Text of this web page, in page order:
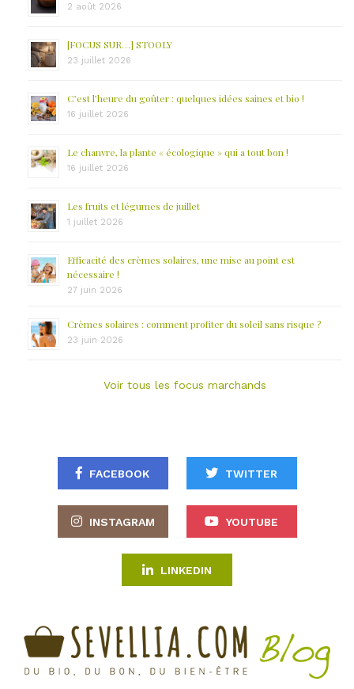
2 août 2026
[FOCUS SUR…] STOOLY
23 juillet 2026
C’est l’heure du goûter : quelques idées saines et bio !
16 juillet 2026
Le chanvre, la plante « écologique » qui a tout bon !
16 juillet 2026
Les fruits et légumes de juillet
1 juillet 2026
Efficacité des crèmes solaires, une mise au point est
nécessaire !
27 juin 2026
Crèmes solaires : comment profiter du soleil sans risque ?
23 juin 2026
Voir tous les focus marchands
FACEBOOK TWITTER
INSTAGRAM YOUTUBE
LINKEDIN